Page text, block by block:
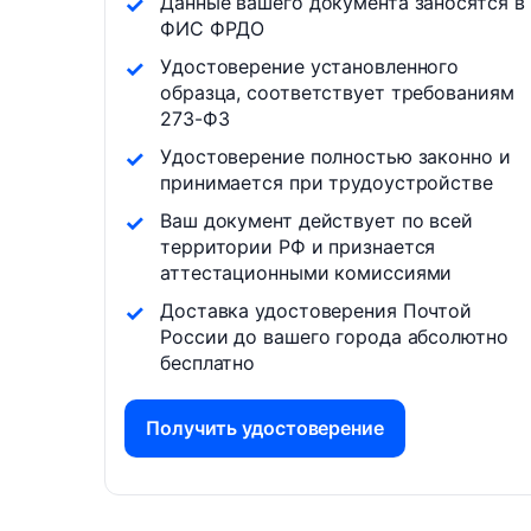
ФИС ФРДО
Удостоверение установленного
образца, соответствует требованиям
273-ФЗ
Удостоверение полностью законно и
принимается при трудоустройстве
Ваш документ действует по всей
территории РФ и признается
аттестационными комиссиями
Доставка удостоверения Почтой
России до вашего города абсолютно
бесплатно
Получить удостоверение